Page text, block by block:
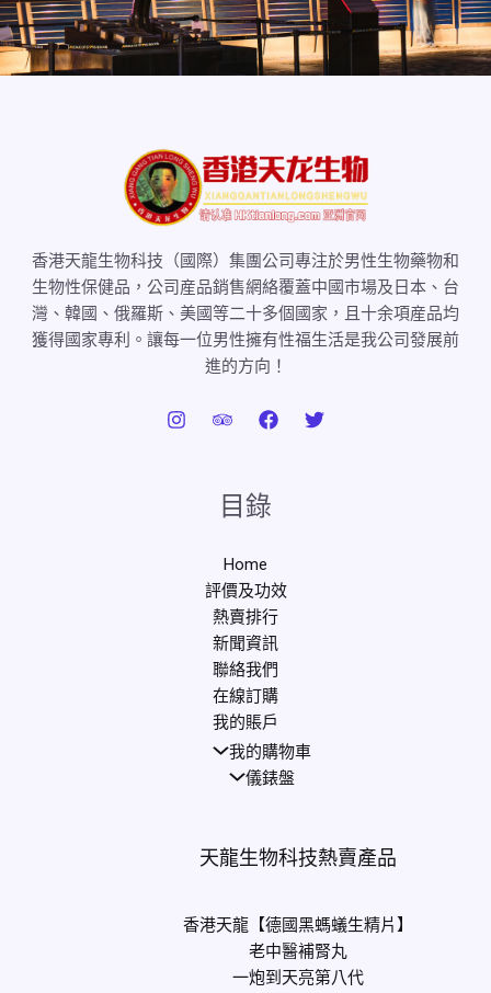
香港天龍生物科技（國際）集團公司專注於男性生物藥物和
生物性保健品，公司産品銷售網絡覆蓋中國市場及日本、台
灣、韓國、俄羅斯、美國等二十多個國家，且十余項産品均
獲得國家專利。讓每一位男性擁有性福生活是我公司發展前
進的方向！
目錄
Home
評價及功效
熱賣排行
新聞資訊
聯絡我們
在線訂購
我的賬戶
我的購物車
儀錶盤
天龍生物科技熱賣產品
香港天龍【德國黑螞蟻生精片】
老中醫補腎丸
一炮到天亮第八代